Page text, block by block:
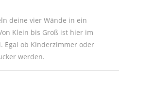
deine vier Wände in ein
Klein bis Groß ist hier im
Egal ob Kinderzimmer oder
werden.